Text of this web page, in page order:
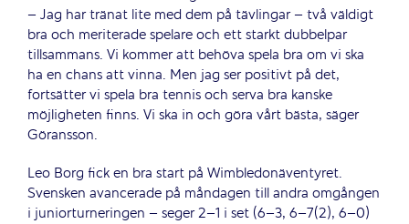
– Jag har tränat lite med dem på tävlingar – två väldigt
bra och meriterade spelare och ett starkt dubbelpar
tillsammans. Vi kommer att behöva spela bra om vi ska
ha en chans att vinna. Men jag ser positivt på det,
fortsätter vi spela bra tennis och serva bra kanske
möjligheten finns. Vi ska in och göra vårt bästa, säger
Göransson.
Leo Borg fick en bra start på Wimbledonäventyret.
Svensken avancerade på måndagen till andra omgången
i juniorturneringen – seger 2–1 i set (6–3, 6–7(2), 6–0)